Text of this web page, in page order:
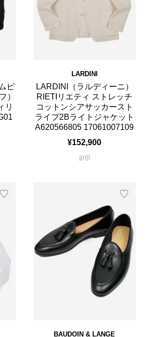
ピ
）
リ
LARDINI
LARDINI（ラルディーニ）
RIETIリエティ ストレッチ
コットンシアサッカースト
ライプ2Bライトジャケット
A620566805 17061007109
¥152,900
guji
BAUDOIN & LANGE